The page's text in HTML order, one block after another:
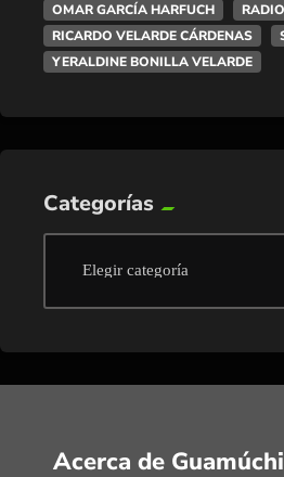
OMAR GARCÍA HARFUCH
RICARDO VELARDE CÁRDENAS
YERALDINE BONILLA VELARDE
Categorías
Acerca de